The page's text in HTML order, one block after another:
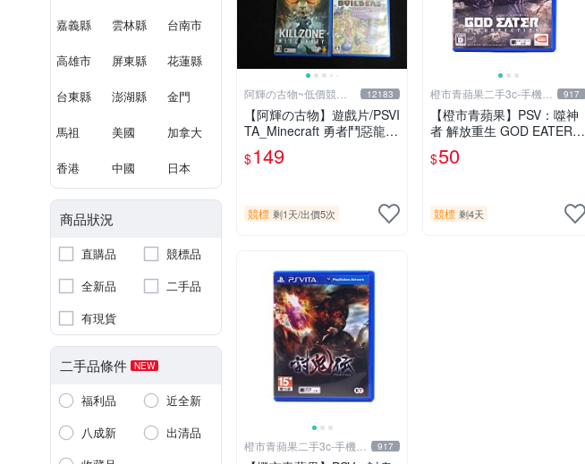
嘉義縣 雲林縣 台南市
高雄市 屏東縣 花蓮縣
台東縣 澎湖縣 金門
馬祖 美國 加拿大
香港 中國 日本
商品狀況
直購品
競標品
全新品
二手品
有現貨
二手品條件 NEW
福利品
近全新
八成新
出清品
阿輝の古物~低價競標
五六日結標
12183
【阿輝の古物】遊戲片/PSVI
TA_Minecraft 勇者鬥惡龍
殺戮地帶 英雄傳說 槍彈辯
駁 一批合售_刮痕污漬_1元
$149
競標 剩1天/出價5次
橙市青蘋果二手3c-手機/
相機
917
【橙市青蘋果】PSV：噬神
者 解放重生 GOD EATER R
ESURRECTION 日版 #194
91
$50
競標 剩4天
橙市青蘋果二手3c-手機/
相機
917